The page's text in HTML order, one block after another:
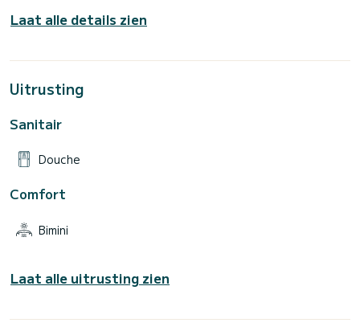
Laat alle details zien
Uitrusting
Sanitair
Douche
Comfort
Bimini
Laat alle uitrusting zien